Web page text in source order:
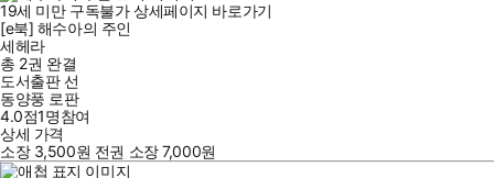
19세 미만 구독불가 상세페이지 바로가기
[e북] 해수아의 주인
세헤라
총 2권 완결
도서출판 선
동양풍 로판
4.0점1명참여
상세 가격
소장 3,500원 전권 소장7,000원